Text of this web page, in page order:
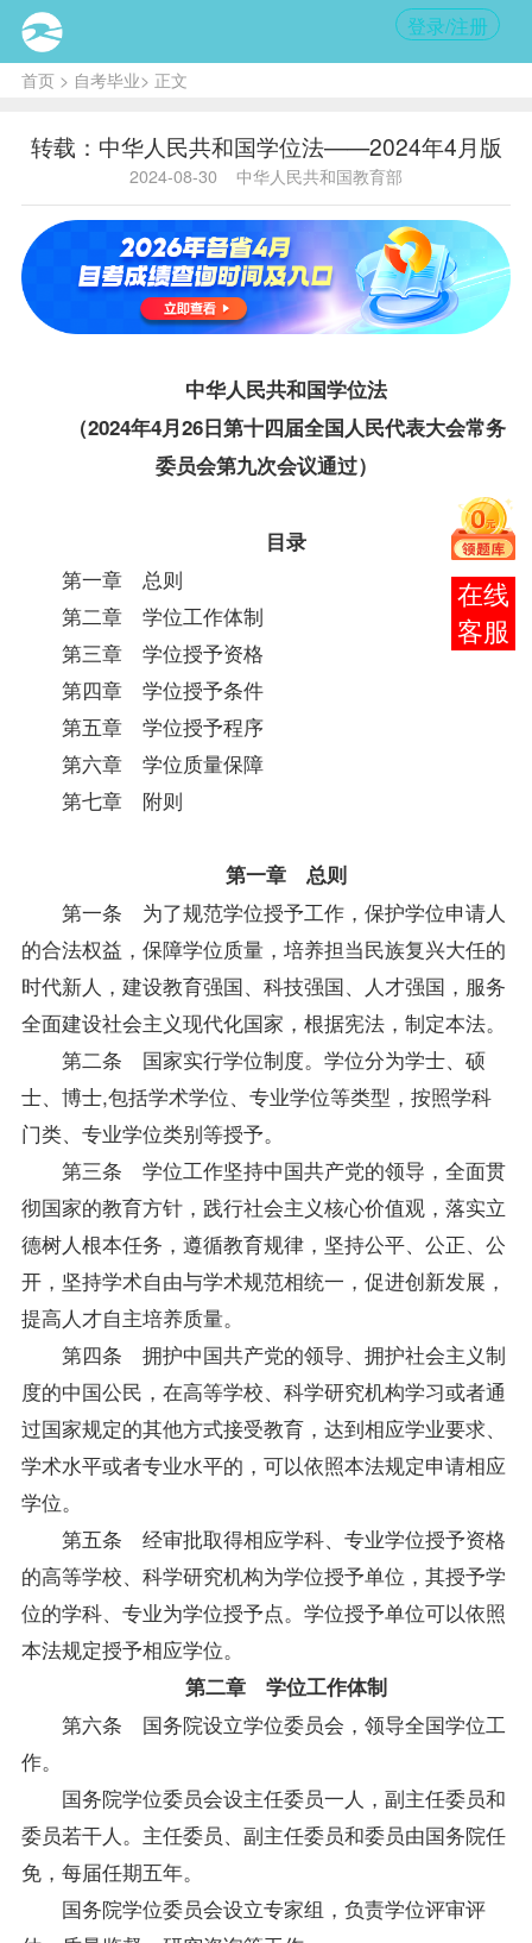
登录/注册
首页> 自考毕业> 正文
转载：中华人民共和国学位法——2024年4月版
2024-08-30 中华人民共和国教育部
中华人民共和国学位法
（2024年4月26日第十四届全国人民代表大会常务
委员会第九次会议通过）
目录
第一章 总则
第二章 学位工作体制
第三章 学位授予资格
第四章 学位授予条件
第五章 学位授予程序
第六章 学位质量保障
第七章 附则
第一章 总则
第一条 为了规范学位授予工作，保护学位申请人
的合法权益，保障学位质量，培养担当民族复兴大任的
时代新人，建设教育强国、科技强国、人才强国，服务
全面建设社会主义现代化国家，根据宪法，制定本法。
第二条 国家实行学位制度。学位分为学士、硕
士、博士,包括学术学位、 专业学位等类型，按照学科
门类、专业学位类别等授予。
第三条 学位工作坚持中国共产党的领导，全面贯
彻国家的教育方针，践行社会主义核心价值观，落实立
德树人根本任务，遵循教育规律，坚持公平、公正、公
开，坚持学术自由与学术规范相统一，促进创新发展，
提高人才自主培养质量。
第四条 拥护中国共产党的领导、拥护社会主义制
度的中国公民，在高等学校、科学研究机构学习或者通
过国家规定的其他方式接受教育，达到相应学业要求、
学术水平或者专业水平的，可以依照本法规定申请相应
学位。
第五条 经审批取得相应学科、专业学位授予资格
的高等学校、科学研究机构为学位授予单位，其授予学
位的学科、专业为学位授予点。学位授予单位可以依照
本法规定授予相应学位。
第二章 学位工作体制
第六条 国务院设立学位委员会，领导全国学位工
作。
国务院学位委员会设主任委员一人，副主任委员和
委员若干人。主任委员、副主任委员和委员由国务院任
免，每届任期五年。
国务院学位委员会设立专家组，负责学位评审评
在线
客服